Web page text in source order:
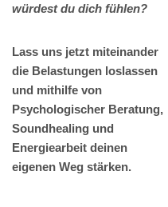
würdest du dich fühlen?
Lass uns jetzt miteinander
die Belastungen loslassen
und mithilfe von
Psychologischer Beratung,
Soundhealing und
Energiearbeit deinen
eigenen Weg stärken.